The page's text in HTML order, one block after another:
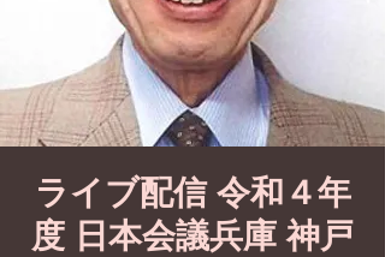
ライブ配信 令和４年
度 日本会議兵庫 神戸